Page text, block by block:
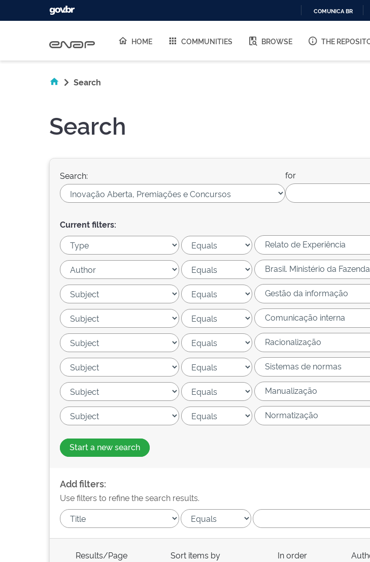
O
COMUNICA BR
HOME COMMUNITIES BROWSE THE
Search
Search
Search: for
Current filters:
Start a new search
Add filters:
Use filters to refine the search results.
Results/Page Sort items by In order